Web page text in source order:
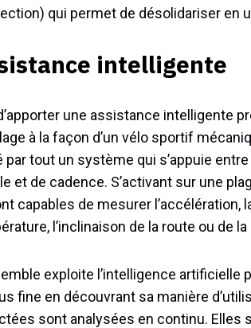
qui permet de désolidariser en
intelligente
une assistance intelligente
à la façon d’un vélo sportif
par tout un système qui s’appuie
et de cadence. S’activant sur une
capables de mesurer l’accélération,
l’inclinaison de la route ou de
exploite l’intelligence
fine en découvrant sa manière
sont analysées en continu. Elles